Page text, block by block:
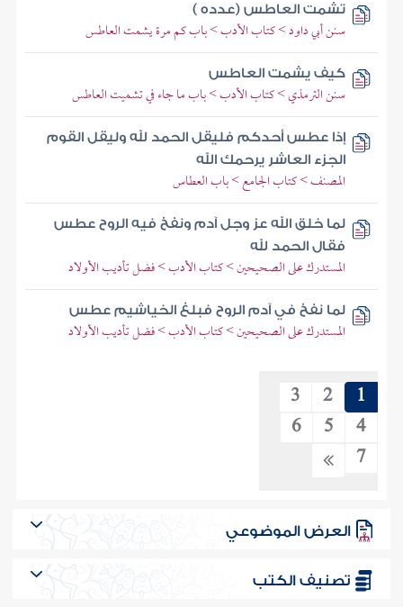
تشمت العاطس (عدده )
سنن أبي داود > كتاب الأدب > باب كم مرة يشمت العاطس
كيف يشمت العاطس
سنن الترمذي > كتاب الأدب > باب ما جاء في تشميت العاطس
إذا عطس أحدكم فليقل الحمد لله وليقل القوم
الجزء العاشر يرحمك الله
المصنف > كتاب الجامع > باب العطاس
لما خلق الله عز وجل آدم ونفخ فيه الروح عطس
فقال الحمد لله
المستدرك على الصحيحين > كتاب الأدب > فضل تأديب الأولاد
لما نفخ في آدم الروح فبلغ الخياشيم عطس
المستدرك على الصحيحين > كتاب الأدب > فضل تأديب الأولاد
1
2
3
4
5
6
7
العرض الموضوعي
تصنيف الكتب